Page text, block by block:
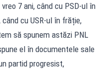
7 ani, când cu PSD-ul în
cu USR-ul în frăție,
să spunem astăzi PNL
el în documentele sale
partid progresist,